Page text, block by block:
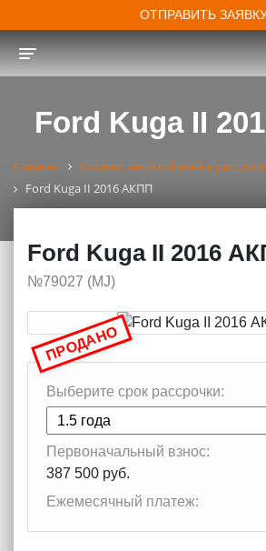
ОТПРАВИТЬ
Ford Kuga II
Главная
Каталог автомобилей в
Ford Kuga II 2016 АКПП
Ford Kuga II 2016
№79027 (МJ)
Выберите срок рассрочки:
Первоначальный взнос:
387 500 руб.
Ежемесячный платеж:
ПРОДАНО